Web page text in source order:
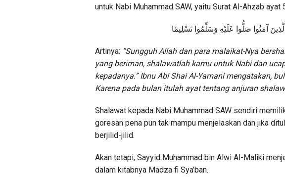
untuk Nabi Muhammad SAW, yaitu Surat Al-Ahzab ayat
الَّذِينَ آمَنُوا صَلُّوا عَلَيْهِ وَسَلِّمُوا تَسْلِيمًا
Artinya: “Sungguh Allah dan para malaikat-Nya
yang beriman, shalawatlah kamu untuk Nabi dan
kepadanya.” Ibnu Abi Shai Al-Yamani mengatakan,
Karena pada bulan itulah ayat tentang anjuran
Shalawat kepada Nabi Muhammad SAW sendiri
goresan pena pun tak mampu menjelaskan dan jika
berjilid-jilid.
Akan tetapi, Sayyid Muhammad bin Alwi Al-Maliki
dalam kitabnya Madza fi Sya’ban.